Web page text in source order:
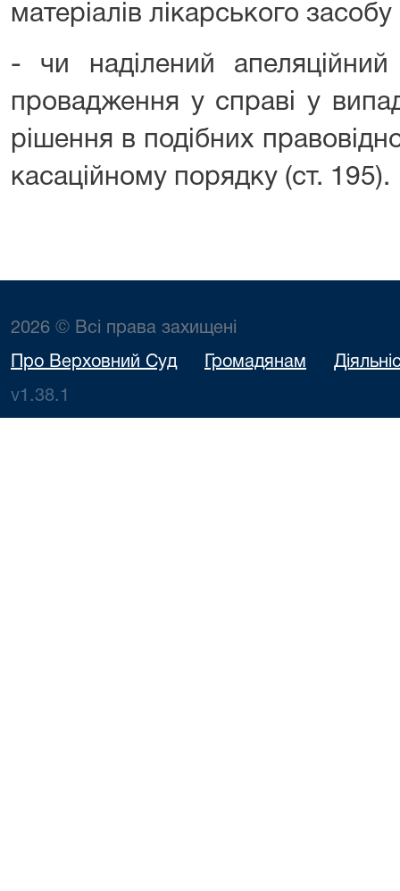
матеріалів лікарського засобу
- чи наділений
провадження у справі у
рішення в подібних
касаційному порядку (ст. 195).
2026 © Всі права захищені
Про Верховний Суд Громадянам
v1.38.1